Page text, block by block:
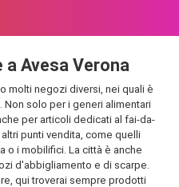
Avesa Verona
molti negozi diversi, nei quali è
solo per i generi alimentari
per articoli dedicati al fai-da-
punti vendita, come quelli
o i mobilifici. La città è anche
d'abbigliamento e di scarpe.
qui troverai sempre prodotti